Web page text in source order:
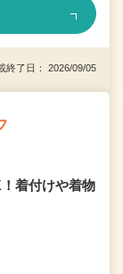
了日： 2026/09/05
着付けや着物